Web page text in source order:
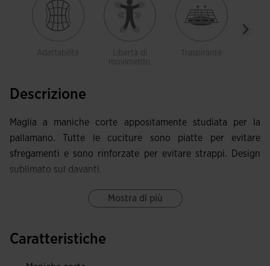
Adattabilità
Libertà di
movimento
Traspirante
Descrizione
Maglia a maniche corte appositamente studiata per la
pallamano. Tutte le cuciture sono piatte per evitare
sfregamenti e sono rinforzate per evitare strappi. Design
sublimato sul davanti.
Mostra di più
Caratteristiche